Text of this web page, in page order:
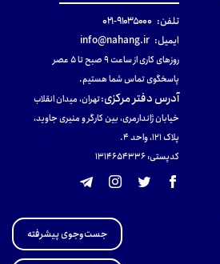
تلفن: ۹۱۰۳۵۰۰۰-۰۲۱
ایمیل: info@nahang.ir
روزهای کاری از ساعت ۹ صبح تا ۵ عصر
پاسخگوی تماس شما هستیم.
آدرس دفتر مرکزی:تهران، میدان انقلاب
خیابان ژاندارمری، بین کارگر و منیری جاوید،
پلاک 121، واحد ۴.
کدپستی: 131465433۶
جست‌وجوی پیشرفته